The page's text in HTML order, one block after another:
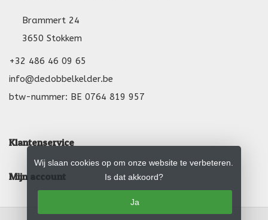
Brammert 24
3650 Stokkem
+32 486 46 09 65
info@dedobbelkelder.be
btw-nummer: BE 0764 819 957
Klantenservice
Mijn account
Wij slaan cookies op om onze website te verbeteren.
Is dat akkoord?
Ja